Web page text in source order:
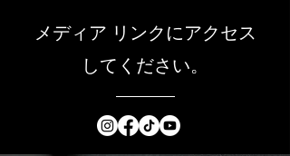
メディア リンクにアクセス
してください。